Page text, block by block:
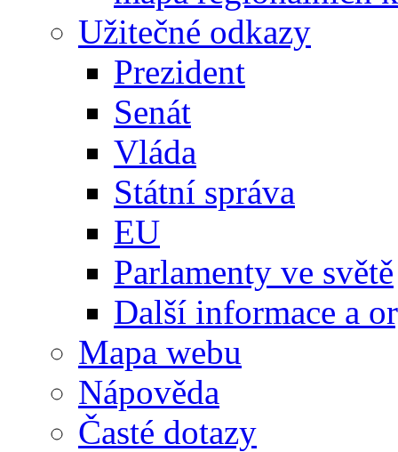
Užitečné odkazy
Prezident
Senát
Vláda
Státní správa
EU
Parlamenty ve světě
Další informace a
Mapa webu
Nápověda
Časté dotazy